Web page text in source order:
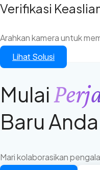
Verifikasi
Arahkan kamera untuk
Lihat Solusi
Mulai
Baru Anda
Mari kolaborasikan